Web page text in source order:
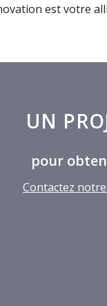
est votre
UN
pour
Contactez